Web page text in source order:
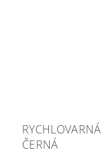
ČERNÁ